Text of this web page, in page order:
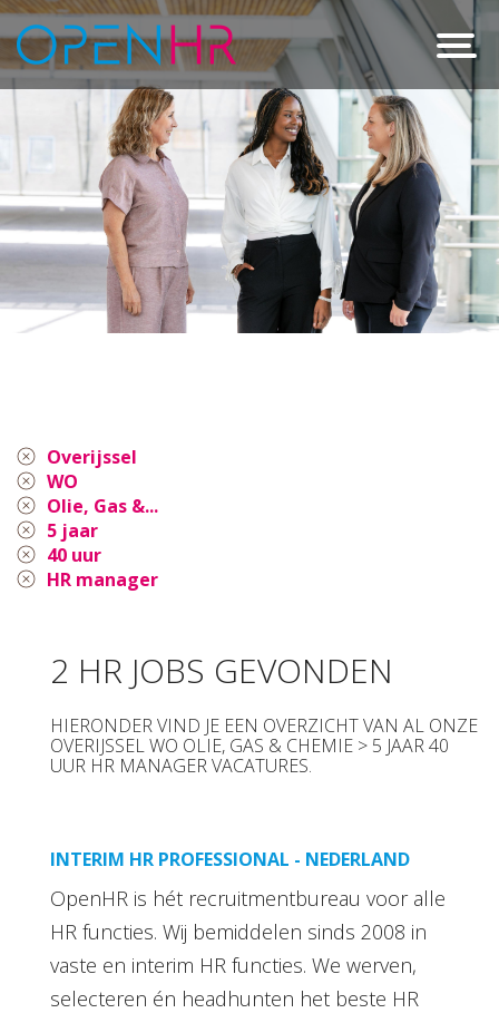
Overijssel
WO
Olie, Gas &...
5 jaar
40 uur
HR manager
2 HR JOBS GEVONDEN
HIERONDER VIND JE EEN OVERZICHT VAN AL ONZE
OVERIJSSEL WO OLIE, GAS & CHEMIE > 5 JAAR 40
UUR HR MANAGER VACATURES.
INTERIM HR PROFESSIONAL - NEDERLAND
OpenHR is hét recruitmentbureau voor alle
HR functies. Wij bemiddelen sinds 2008 in
vaste en interim HR functies. We werven,
selecteren én headhunten het beste HR